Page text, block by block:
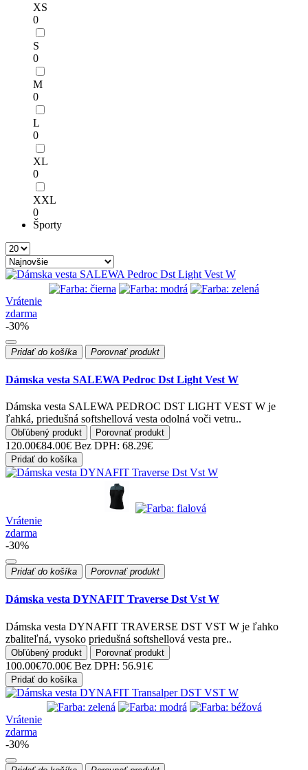
XS
0
S
0
M
0
L
0
XL
0
XXL
0
Športy
Vrátenie
zdarma
-30%
Pridať do košíka Porovnať produkt
Dámska vesta SALEWA Pedroc Dst Light Vest W
Dámska vesta SALEWA PEDROC DST LIGHT VEST W je
ľahká, priedušná softshellová vesta odolná voči vetru..
Obľúbený produkt Porovnať produkt
120.00€84.00€ Bez DPH: 68.29€
Pridať do košíka
Vrátenie
zdarma
-30%
Pridať do košíka Porovnať produkt
Dámska vesta DYNAFIT Traverse Dst Vst W
Dámska vesta DYNAFIT TRAVERSE DST VST W je ľahko
zbaliteľná, vysoko priedušná softshellová vesta pre..
Obľúbený produkt Porovnať produkt
100.00€70.00€ Bez DPH: 56.91€
Pridať do košíka
Vrátenie
zdarma
-30%